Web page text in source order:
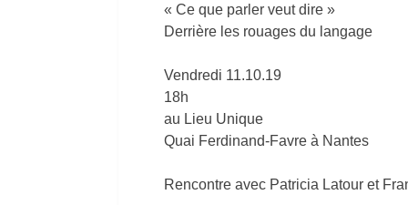
« Ce que parler veut dire »
Derrière les rouages du langage
Vendredi 11.10.19
18h
au Lieu Unique
Quai Ferdinand-Favre à Nantes
Rencontre avec Patricia Latour et